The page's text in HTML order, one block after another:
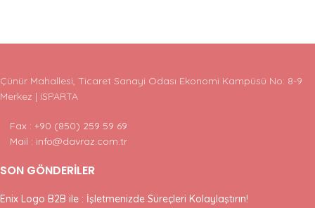
Çünür Mahallesi, Ticaret Sanayi Odası Ekonomi Kampüsü No: 8-9
Merkez | ISPARTA
Fax : +90 (850) 259 59 69
Mail : info@davraz.com.tr
SON GÖNDERILER
Enix Logo B2B ile : İşletmenizde Süreçleri Kolaylaştırın!